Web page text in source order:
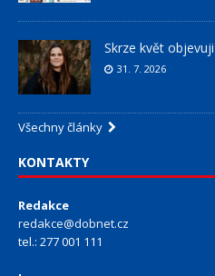
Skrze květ
31. 7. 2026
Všechny články
KONTAKTY
Redakce
redakce@dobnet.cz
tel.: 277 001 111